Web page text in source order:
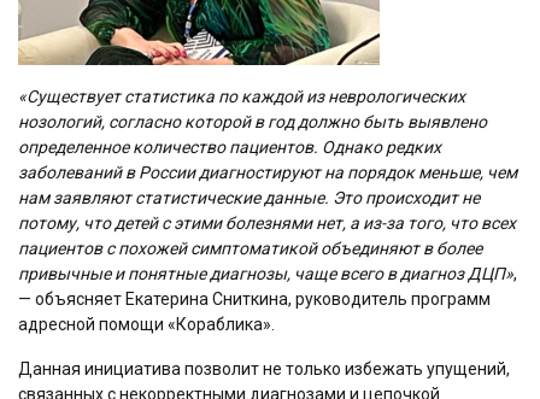
«Существует статистика по каждой из неврологических
нозологий, согласно которой в год должно быть выявлено
определенное количество пациентов. Однако редких
заболеваний в России диагностируют на порядок меньше, чем
нам заявляют статистические данные. Это происходит не
потому, что детей с этими болезнями нет, а из-за того, что всех
пациентов с похожей симптоматикой объединяют в более
привычные и понятные диагнозы, чаще всего в диагноз ДЦП»,
— объясняет Екатерина Сниткина, руководитель программ
адресной помощи «Кораблика».
Данная инициатива позволит не только избежать упущений,
связанных с некорректными диагнозами и цепочкой